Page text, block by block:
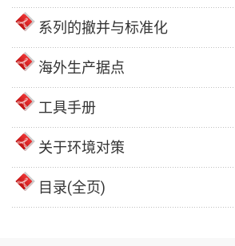
系列的撤并与标准化
海外生产据点
工具手册
关于环境对策
目录(全页)